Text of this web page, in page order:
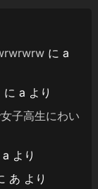
に a
に a より
子高生にわい
a より
あ より